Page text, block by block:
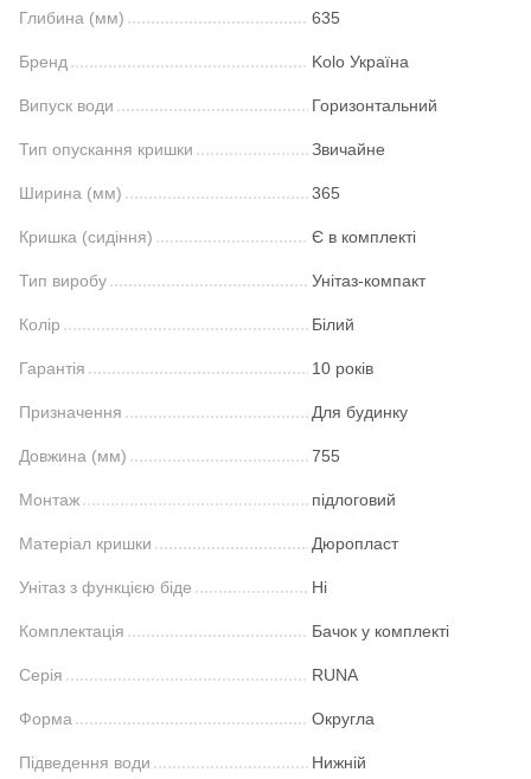
Глибина (мм) 635
Бренд Kolo Україна
Випуск води Горизонтальний
Тип опускання кришки Звичайне
Ширина (мм) 365
Кришка (сидіння) Є в комплекті
Тип виробу Унітаз-компакт
Колір Білий
Гарантія 10 років
Призначення Для будинку
Довжина (мм) 755
Монтаж підлоговий
Матеріал кришки Дюропласт
Унітаз з функцією біде Ні
Комплектація Бачок у комплекті
Серія RUNA
Форма Округла
Підведення води Нижній